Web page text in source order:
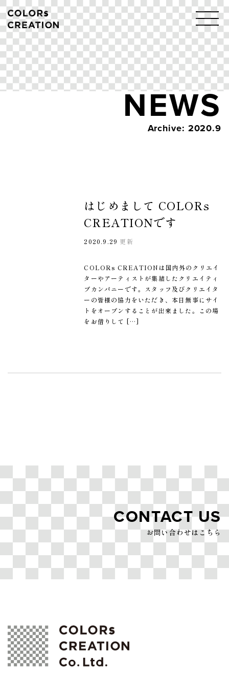
Skip
content
NEWS
Archive: 2020.9
はじめまして COLORs
CREATIONです
2020.9.29 更新
COLORs CREATIONは国内外のクリエイ
ターやアーティストが集結したクリエイティ
ブカンパニーです。スタッフ及びクリエイタ
ーの皆様の協力をいただき、本日無事にサイ
トをオープンすることが出来ました。この場
をお借りして […]
CONTACT US
お問い合わせはこちら